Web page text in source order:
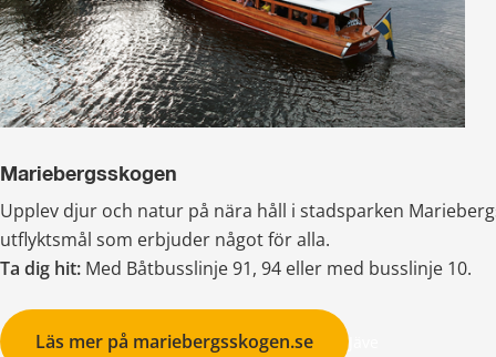
Mariebergsskogen
Upplev djur och natur på nära håll i stadsparken
utflyktsmål som erbjuder något för alla.
Ta dig hit: Med Båtbusslinje 91, 94 eller med busslinje 10.
Läs mer på mariebergsskogen.se